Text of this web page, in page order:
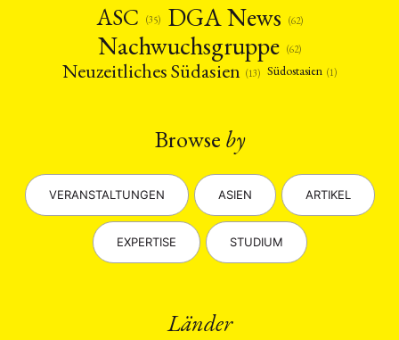
ASC
(35) DGA News (62)
Nachwuchsgruppe (62)
Neuzeitliches Südasien (13) Südostasien (1)
Browse by
VERANSTALTUNGEN ASIEN ARTIKEL
EXPERTISE STUDIUM
Länder